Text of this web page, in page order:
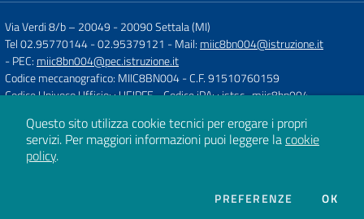
Via Verdi 8/b – 20049 -20090 Settala (MI)
Tel 02.95770144 - 02.95379121 - Mail: miic8bn004@istruzione.it
- PEC: miic8bn004@pec.istruzione.it
Codice meccanografico: MIIC8BN004- C.F. 91510760159
Codice Univoco Ufficio: : UFJPFE- Codice iPA: : istsc_miic8bn004
Concept & Design by
Designers Italia
Questo sito utilizza cookie tecnici per erogare i propri
servizi. Per maggiori informazioni puoi leggere lacookie
policy.
PREFERENZE DEI COOKIE
OK